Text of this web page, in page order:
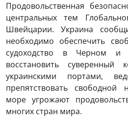
Продовольственная
центральных тем
Швейцарии. Украина
необходимо обеспечить
судоходство в Черном
восстановить суверенный
украинскими портами,
препятствовать
море угрожают
многих стран мира.